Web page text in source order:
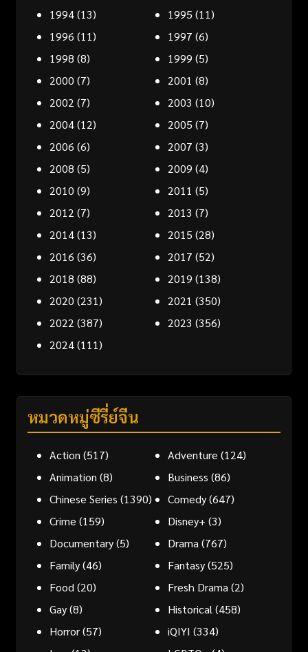
1994(13) 1995 (11)
1996 (11) 1997 (6)
1998 (8) 1999 (5)
2000 (7) 2001 (8)
2002 (7) 2003 (10)
2004(12) 2005 (7)
2006 (6) 2007 (3)
2008 (5) 2009 (4)
2010 (9) 2011 (5)
2012 (7) 2013 (7)
2014(13) 2015 (28)
2016 (36) 2017 (52)
2018 (88) 2019 (138)
2020 (231) 2021 (350)
2022 (387) 2023 (356)
2024(111)
หมวดหมู่ซีรี่ย์จีน
Action (517) Adventure (124)
Animation (8) Business (86)
Chinese Series (1390) Comedy(647)
Crime (159) Disney+ (3)
Documentary(5) Drama (767)
Family(46) Fantasy(525)
Food (20) Fresh Drama (2)
Gay(8) Historical (458)
Horror(57) iQIYI (334)